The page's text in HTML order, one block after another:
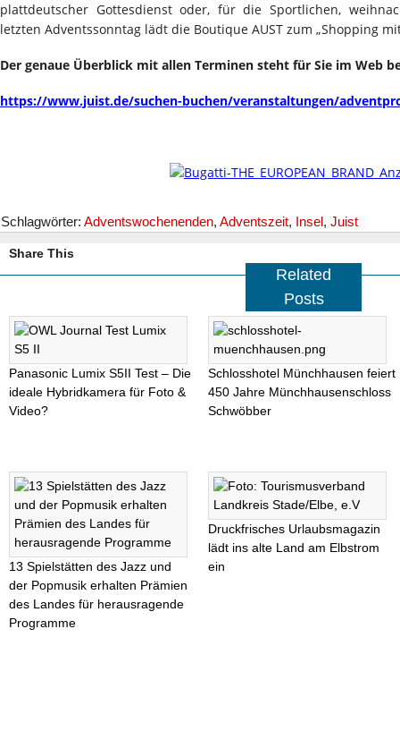
plattdeutscher Gottesdienst oder, für die Sportlichen,
letzten Adventssonntag lädt die Boutique AUST zum „Shopping
Der genaue Überblick mit allen Terminen steht für Sie im Web
https://www.juist.de/suchen-buchen/veranstaltungen/
Schlagwörter: Adventswochenenden, Adventszeit, Insel, Juist
Share This
Related
Posts
Panasonic Lumix S5II Test – Die
ideale Hybridkamera für Foto &
Video?
Schlosshotel Münchhausen feiert
450 Jahre Münchhausenschloss
Schwöbber
13 Spielstätten des Jazz und
der Popmusik erhalten Prämien
des Landes für herausragende
Programme
Druckfrisches Urlaubsmagazin
lädt ins alte Land am Elbstrom
ein